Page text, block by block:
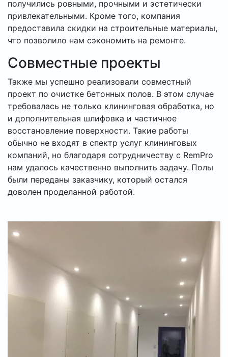
получились ровными, прочными и эстетически
привлекательными. Кроме того, компания
предоставила скидки на строительные материалы,
что позволило нам сэкономить на ремонте.
Совместные проекты
Также мы успешно реализовали совместный
проект по очистке бетонных полов. В этом случае
требовалась не только клининговая обработка, но
и дополнительная шлифовка и частичное
восстановление поверхности. Такие работы
обычно не входят в спектр услуг клининговых
компаний, но благодаря сотрудничеству с RemPro
нам удалось качественно выполнить задачу. Полы
были переданы заказчику, который остался
доволен проделанной работой.